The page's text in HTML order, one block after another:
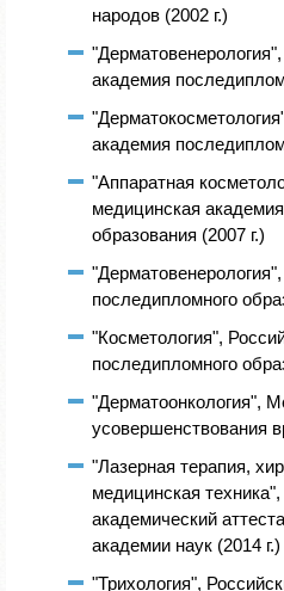
народов (2002 г.)
академия
академия
"Аппаратная
медицинская
образования (2007 г.)
последипломного
"Косметология",
последипломного
"Дерматоонкология",
усовершенствования
"Лазерная терапия,
медицинская
академический
академии наук (2014 г.)
"Трихология",